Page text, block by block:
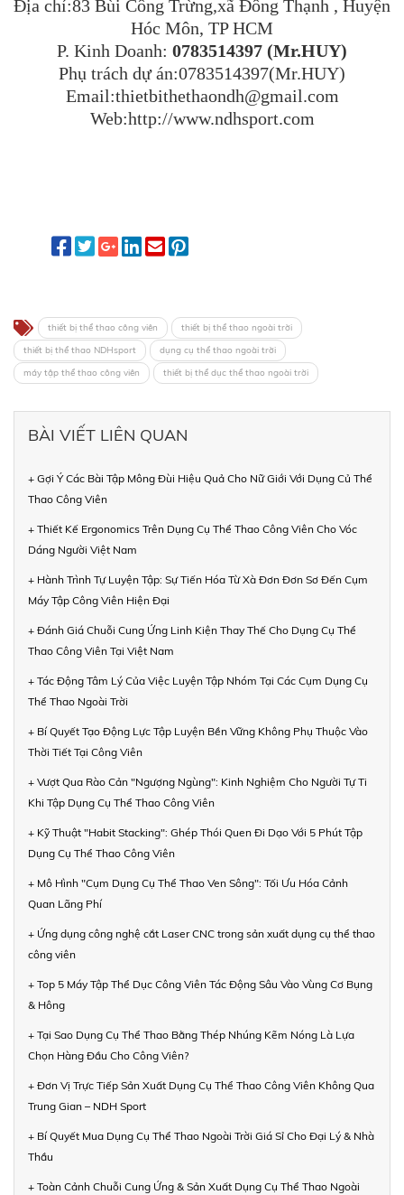
Địa chỉ:83 Bùi Công Trừng,xã Đông Thạnh , Huyện
Hóc Môn, TP HCM
P. Kinh Doanh: 0783514397 (Mr.HUY)
Phụ trách dự án:0783514397(Mr.HUY)
Email:thietbithethaondh@gmail.com
Web:http://www.ndhsport.com
thiết bị thể thao công viên
thiết bị thể thao ngoài trời
thiết bị thể thao NDHsport
dụng cụ thể thao ngoài trời
máy tập thể thao công viên
thiết bị thể dục thể thao ngoài trời
BÀI VIẾT LIÊN QUAN
+ Gợi Ý Các Bài Tập Mông Đùi Hiệu Quả Cho Nữ Giới Với Dụng Củ Thể
Thao Công Viên
+ Thiết Kế Ergonomics Trên Dụng Cụ Thể Thao Công Viên Cho Vóc
Dáng Người Việt Nam
+ Hành Trình Tự Luyện Tập: Sự Tiến Hóa Từ Xà Đơn Đơn Sơ Đến Cụm
Máy Tập Công Viên Hiện Đại
+ Đánh Giá Chuỗi Cung Ứng Linh Kiện Thay Thế Cho Dụng Cụ Thể
Thao Công Viên Tại Việt Nam
+ Tác Động Tâm Lý Của Việc Luyện Tập Nhóm Tại Các Cụm Dụng Cụ
Thể Thao Ngoài Trời
+ Bí Quyết Tạo Động Lực Tập Luyện Bền Vững Không Phụ Thuộc Vào
Thời Tiết Tại Công Viên
+ Vượt Qua Rào Cản "Ngượng Ngùng": Kinh Nghiệm Cho Người Tự Ti
Khi Tập Dụng Cụ Thể Thao Công Viên
+ Kỹ Thuật "Habit Stacking": Ghép Thói Quen Đi Dạo Với 5 Phút Tập
Dụng Cụ Thể Thao Công Viên
+ Mô Hình "Cụm Dụng Cụ Thể Thao Ven Sông": Tối Ưu Hóa Cảnh
Quan Lãng Phí
+ Ứng dụng công nghệ cắt Laser CNC trong sản xuất dụng cụ thể thao
công viên
+ Top 5 Máy Tập Thể Dục Công Viên Tác Động Sâu Vào Vùng Cơ Bụng
& Hông
+ Tại Sao Dụng Cụ Thể Thao Bằng Thép Nhúng Kẽm Nóng Là Lựa
Chọn Hàng Đầu Cho Công Viên?
+ Đơn Vị Trực Tiếp Sản Xuất Dụng Cụ Thể Thao Công Viên Không Qua
Trung Gian – NDH Sport
+ Bí Quyết Mua Dụng Cụ Thể Thao Ngoài Trời Giá Sỉ Cho Đại Lý & Nhà
Thầu
+ Toàn Cảnh Chuỗi Cung Ứng & Sản Xuất Dụng Cụ Thể Thao Ngoài